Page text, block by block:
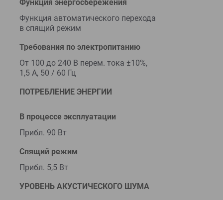
Функция энергосбережения
Функция автоматического перехода
в спящий режим
Требования по электропитанию
От 100 до 240 В перем. тока ±10%,
1,5 A, 50 / 60 Гц
ПОТРЕБЛЕНИЕ ЭНЕРГИИ
В процессе эксплуатации
Прибл. 90 Вт
Спящий режим
Прибл. 5,5 Вт
УРОВЕНЬ АКУСТИЧЕСКОГО ШУМА